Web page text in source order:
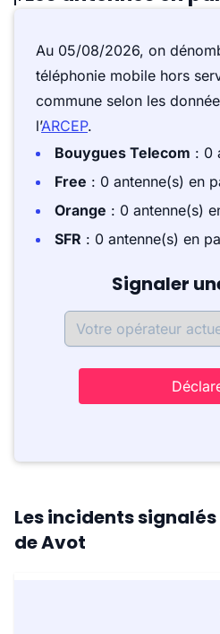
Au 05/08/2026, on
téléphonie mobile hors
commune selon les
l’ARCEP.
Bouygues Telecom : 0
Free : 0 antenne(s) en
Orange : 0 antenne(s)
SFR : 0 antenne(s) en
Signaler
Les incidents
de Avot